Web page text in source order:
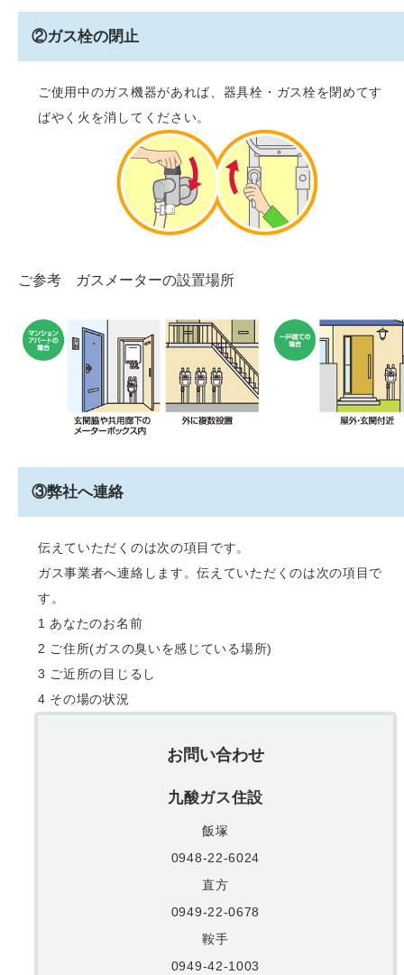
②ガス栓の閉止
ご使用中のガス機器があれば、器具栓・ガス栓を閉めてす
ばやく火を消してください。
ご参考 ガスメーターの設置場所
③弊社へ連絡
伝えていただくのは次の項目です。
ガス事業者へ連絡します。伝えていただくのは次の項目で
す。
1 あなたのお名前
2 ご住所(ガスの臭いを感じている場所)
3 ご近所の目じるし
4 その場の状況
お問い合わせ
九酸ガス住設
飯塚
0948-22-6024
直方
0949-22-0678
鞍手
0949-42-1003